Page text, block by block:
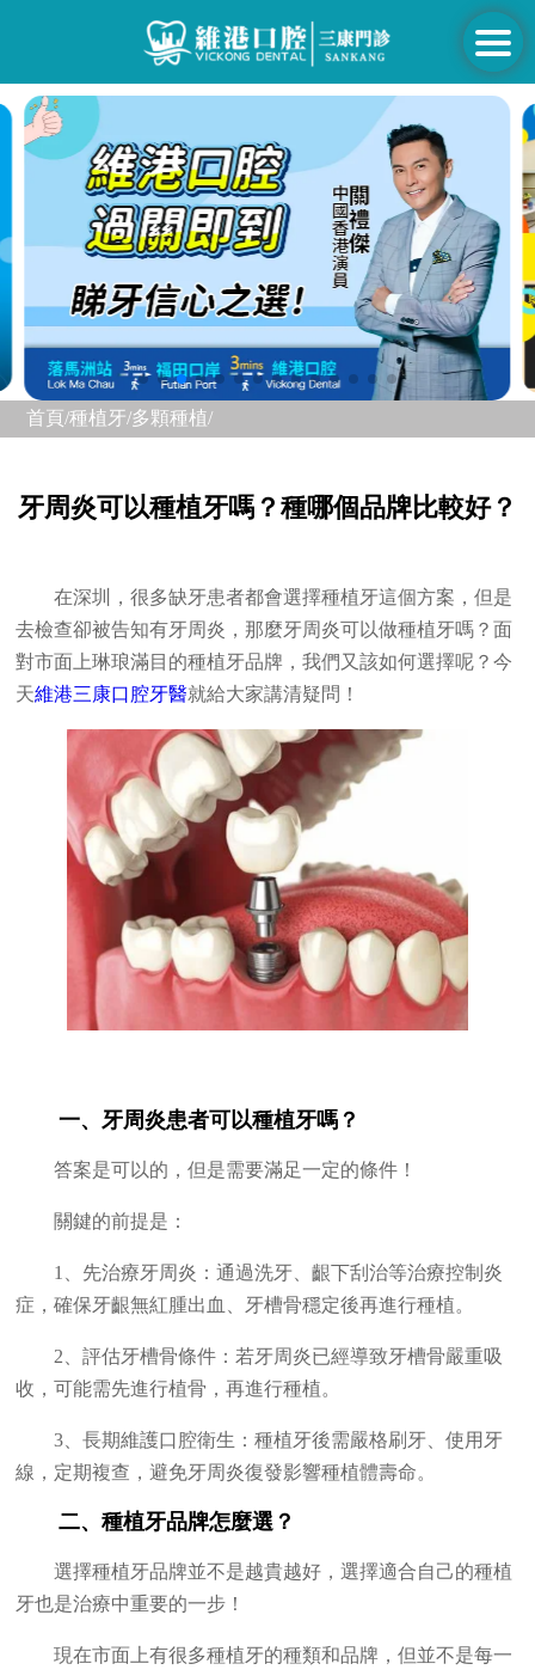
首頁/種植牙/多顆種植/
牙周炎可以種植牙嗎？種哪個品牌比較好？
在深圳，很多缺牙患者都會選擇種植牙這個方案，但是
去檢查卻被告知有牙周炎，那麼牙周炎可以做種植牙嗎？面
對市面上琳琅滿目的種植牙品牌，我們又該如何選擇呢？今
天維港三康口腔牙醫就給大家講清疑問！
一、牙周炎患者可以種植牙嗎？
答案是可以的，但是需要滿足一定的條件！
關鍵的前提是：
1、先治療牙周炎：通過洗牙、齦下刮治等治療控制炎
症，確保牙齦無紅腫出血、牙槽骨穩定後再進行種植。
2、評估牙槽骨條件：若牙周炎已經導致牙槽骨嚴重吸
收，可能需先進行植骨，再進行種植。
3、長期維護口腔衛生：種植牙後需嚴格刷牙、使用牙
線，定期複查，避免牙周炎復發影響種植體壽命。
二、種植牙品牌怎麼選？
選擇種植牙品牌並不是越貴越好，選擇適合自己的種植
牙也是治療中重要的一步！
現在市面上有很多種植牙的種類和品牌，但並不是每一